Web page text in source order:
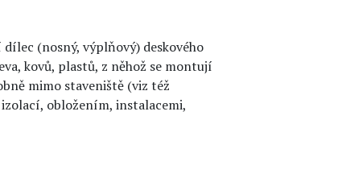
(nosný, výplňový) deskového
kovů, plastů, z něhož se montují
mimo staveniště (viz též
obložením, instalacemi,